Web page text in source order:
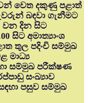
වෙත දකුණු පළාත්
බඳවා ගැනීමට
වන දින සිට
සිට අමාත්‍යාංශ
තුල පදිංචි සම්මුඛ
මාධ්‍ය
සම්මුඛ පරීක්ෂණ
සංඛ්‍යාව
පසුව සම්මුඛ